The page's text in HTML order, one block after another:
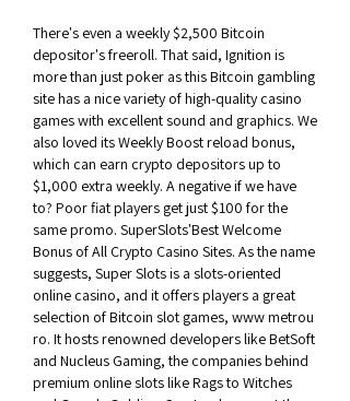
There's even a weekly $2,500 Bitcoin
depositor's freeroll. That said, Ignition is
more than just poker as this Bitcoin gambling
site has a nice variety of high-quality casino
games with excellent sound and graphics. We
also loved its Weekly Boost reload bonus,
which can earn crypto depositors up to
$1,000 extra weekly. A negative if we have
to? Poor fiat players get just $100 for the
same promo. SuperSlots'Best Welcome
Bonus of All Crypto Casino Sites. As the name
suggests, Super Slots is a slots-oriented
online casino, and it offers players a great
selection of Bitcoin slot games, www metrou
ro. It hosts renowned developers like BetSoft
and Nucleus Gaming, the companies behind
premium online slots like Rags to Witches